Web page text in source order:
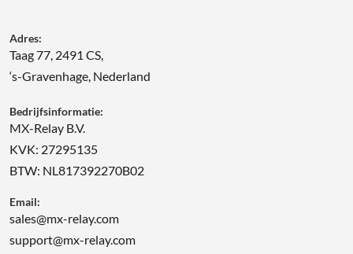
Adres:
Taag 77, 2491 CS,
‘s-Gravenhage, Nederland
Bedrijfsinformatie:
MX-Relay B.V.
KVK: 27295135
BTW: NL817392270B02
Email:
sales@mx-relay.com
support@mx-relay.com